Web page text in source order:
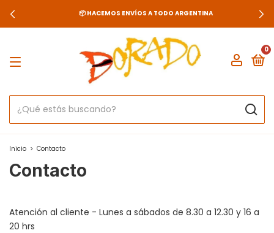
📦 HACEMOS ENVÍOS A TODO ARGENTINA
0
Inicio > Contacto
Contacto
Atención al cliente - Lunes a sábados de 8.30 a 12.30 y 16 a
20 hrs